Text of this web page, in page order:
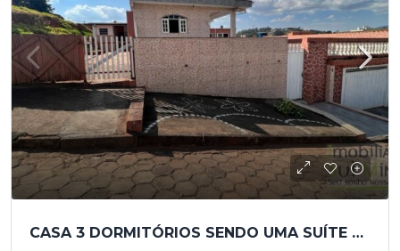
CASA 3 DORMITÓRIOS SENDO UMA SUÍTE COM CLOSET À VENDA EM CAMBUÍ MG